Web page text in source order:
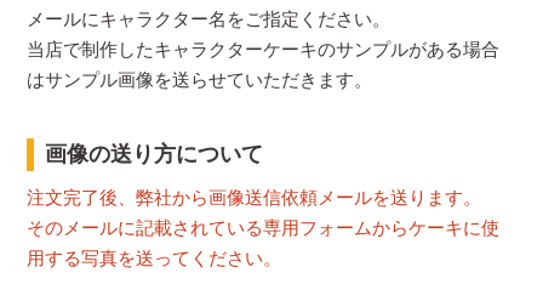
メールにキャラクター名をご指定ください。
当店で制作したキャラクターケーキのサンプルがある場合
はサンプル画像を送らせていただきます。
画像の送り方について
注文完了後、弊社から画像送信依頼メールを送ります。
そのメールに記載されている専用フォームからケーキに使
用する写真を送ってください。